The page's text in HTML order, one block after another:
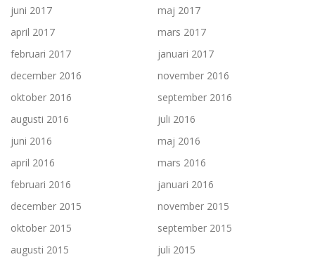
juni 2017
maj 2017
april 2017
mars 2017
februari 2017
januari 2017
december 2016
november 2016
oktober 2016
september 2016
augusti 2016
juli 2016
juni 2016
maj 2016
april 2016
mars 2016
februari 2016
januari 2016
december 2015
november 2015
oktober 2015
september 2015
augusti 2015
juli 2015